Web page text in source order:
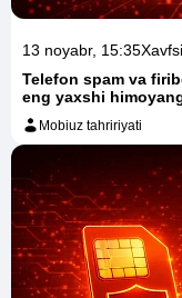
13 noyabr, 15:35
Telefon spam va
eng yaxshi
Mobiuz tahririyati